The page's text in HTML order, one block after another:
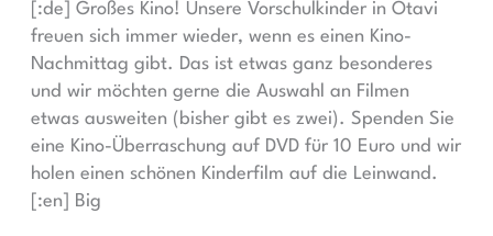
[:de] Großes Kino! Unsere Vorschulkinder in Otavi
freuen sich immer wieder, wenn es einen Kino-
Nachmittag gibt. Das ist etwas ganz besonderes
und wir möchten gerne die Auswahl an Filmen
etwas ausweiten (bisher gibt es zwei). Spenden Sie
eine Kino-Überraschung auf DVD für 10 Euro und wir
holen einen schönen Kinderfilm auf die Leinwand.
[:en] Big